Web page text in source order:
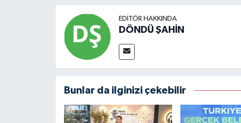
EDITÖR HAKKINDA
DÖNDÜ ŞAHİN
Bunlar da ilginizi çekebilir